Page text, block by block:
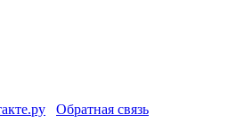
Обратная связь